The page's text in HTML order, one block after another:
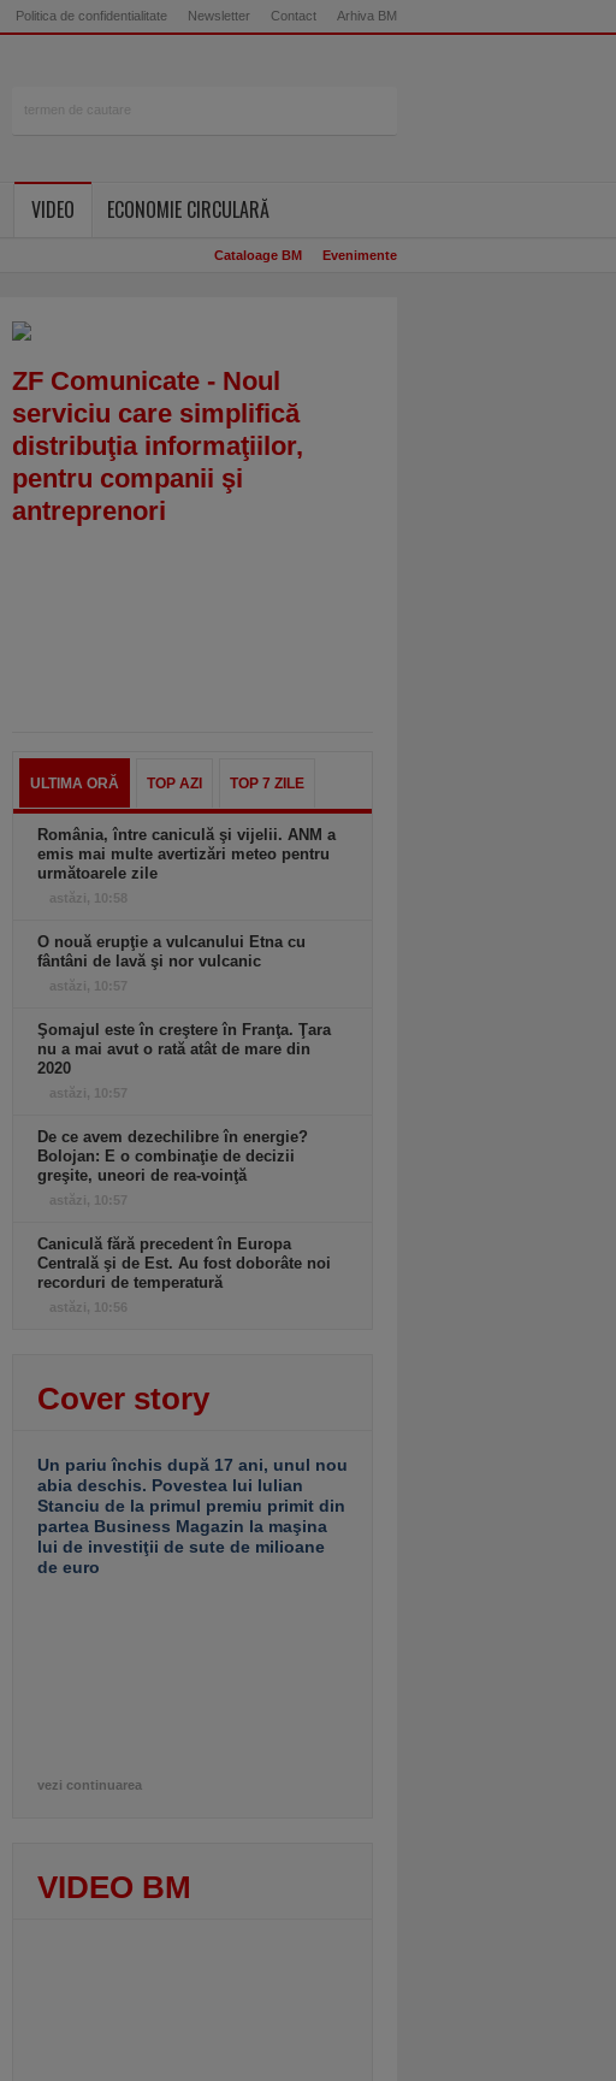
Politica de confidentialitate Newsletter Contact Arhiva BM
VIDEO
ECONOMIE CIRCULARĂ
Cataloage BM Evenimente
ZF Comunicate - Noul
serviciu care simplifică
distribuţia informaţiilor,
pentru companii şi
antreprenori
ULTIMA ORĂ TOP AZI TOP 7 ZILE
România, între caniculă şi vijelii. ANM a
emis mai multe avertizări meteo pentru
următoarele zile
astăzi, 10:58
O nouă erupţie a vulcanului Etna cu
fântâni de lavă şi nor vulcanic
astăzi, 10:57
Şomajul este în creştere în Franţa. Ţara
nu a mai avut o rată atât de mare din
2020
astăzi, 10:57
De ce avem dezechilibre în energie?
Bolojan: E o combinaţie de decizii
greşite, uneori de rea-voinţă
astăzi, 10:57
Caniculă fără precedent în Europa
Centrală şi de Est. Au fost doborâte noi
recorduri de temperatură
astăzi, 10:56
Cover story
Un pariu închis după 17 ani, unul nou
abia deschis. Povestea lui Iulian
Stanciu de la primul premiu primit din
partea Business Magazin la maşina
lui de investiţii de sute de milioane
de euro
vezi continuarea
VIDEO BM